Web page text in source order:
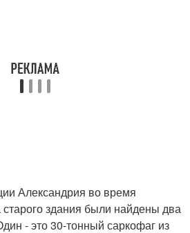
Александрия во время
здания были найдены два
- это 30-тонный саркофаг из